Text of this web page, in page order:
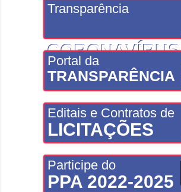
Transparência
CORONAVÍRUS
Portal da
TRANSPARÊNCIA
Editais e Contratos de
LICITAÇÕES
Participe do
PPA 2022-2025